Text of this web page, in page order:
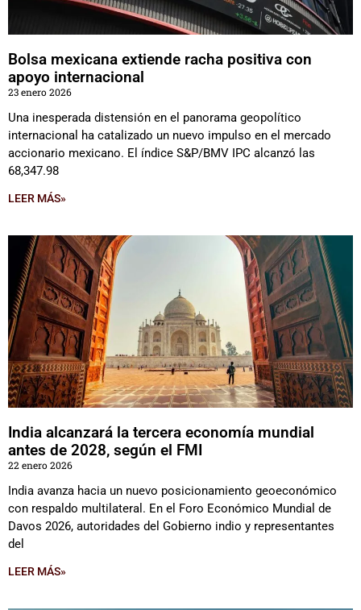
Bolsa mexicana extiende racha positiva con
apoyo internacional
23 enero 2026
Una inesperada distensión en el panorama geopolítico
internacional ha catalizado un nuevo impulso en el mercado
accionario mexicano. El índice S&P/BMV IPC alcanzó las
68,347.98
LEER MÁS»
India alcanzará la tercera economía mundial
antes de 2028, según el FMI
22 enero 2026
India avanza hacia un nuevo posicionamiento geoeconómico
con respaldo multilateral. En el Foro Económico Mundial de
Davos 2026, autoridades del Gobierno indio y representantes
del
LEER MÁS»